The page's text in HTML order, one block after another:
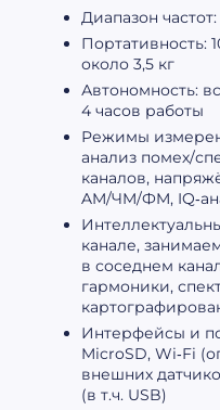
Диапазон
Портативность:
около 3,5 кг
Автономность:
4 часов работы
Режимы
анализ помех/
каналов,
AM/ЧM/ФM,
канале,
в соседнем
гармоники,
Интерфейсы и
MicroSD, Wi‑Fi
внешних
(в т.ч. USB)